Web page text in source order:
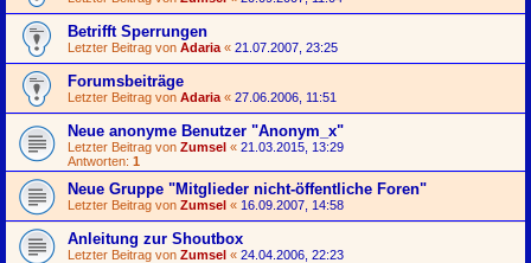
Betrifft Sperrungen
Letzter Beitrag von Adaria « 21.07.2007, 23:25
Forumsbeiträge
Letzter Beitrag von Adaria « 27.06.2006, 11:51
Neue anonyme Benutzer "Anonym_x"
Letzter Beitrag von Zumsel « 21.03.2015, 13:29
Antworten: 1
Neue Gruppe "Mitglieder nicht-öffentliche Foren"
Letzter Beitrag von Zumsel « 16.09.2007, 14:58
Anleitung zur Shoutbox
Letzter Beitrag von Zumsel « 24.04.2006, 22:23